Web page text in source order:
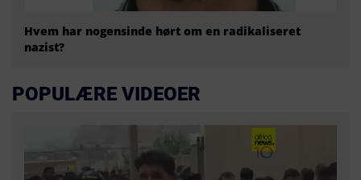
Hvem har nogensinde hørt om en radikaliseret
nazist?
POPULÆRE VIDEOER